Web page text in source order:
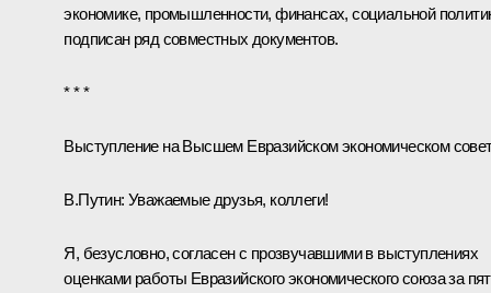
экономике, промышленности, финансах, социальной
подписан ряд совместных документов.
* * *
Выступление на Высшем Евразийском экономическом
В.Путин: Уважаемые друзья, коллеги!
Я, безусловно, согласен с прозвучавшими в выступлениях
оценками работы Евразийского экономического союза за